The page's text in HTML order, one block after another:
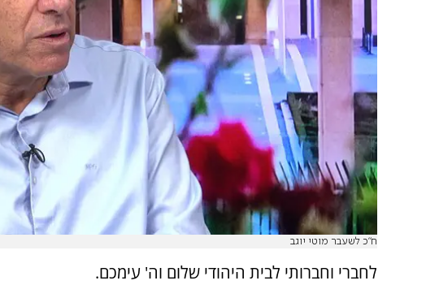
ח"כ לשעבר מוטי יוגב
לחברי וחברותי לבית היהודי שלום וה' עימכם.